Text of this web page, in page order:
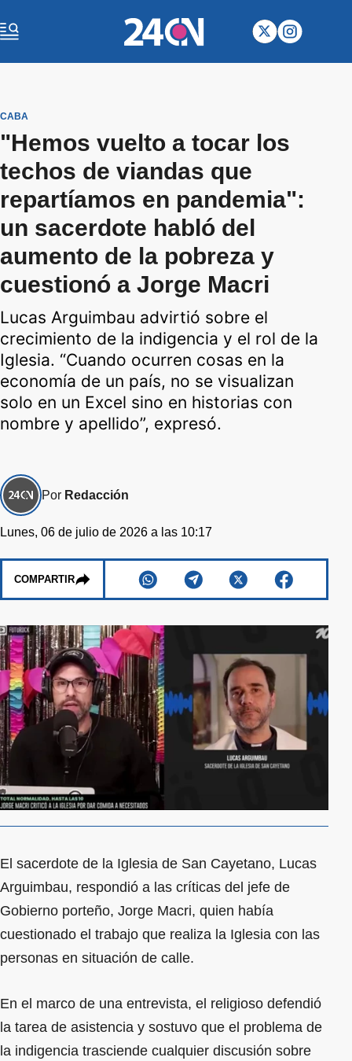
CABA
"Hemos vuelto a tocar los
techos de viandas que
repartíamos en pandemia":
un sacerdote habló del
aumento de la pobreza y
cuestionó a Jorge Macri
Lucas Arguimbau advirtió sobre el
crecimiento de la indigencia y el rol de la
Iglesia. “Cuando ocurren cosas en la
economía de un país, no se visualizan
solo en un Excel sino en historias con
nombre y apellido”, expresó.
Por Redacción
Lunes, 06 de julio de 2026 a las 10:17
COMPARTIR
El sacerdote de la Iglesia de San Cayetano, Lucas
Arguimbau, respondió a las críticas del jefe de
Gobierno porteño, Jorge Macri, quien había
cuestionado el trabajo que realiza la Iglesia con las
personas en situación de calle.
En el marco de una entrevista, el religioso defendió
la tarea de asistencia y sostuvo que el problema de
la indigencia trasciende cualquier discusión sobre